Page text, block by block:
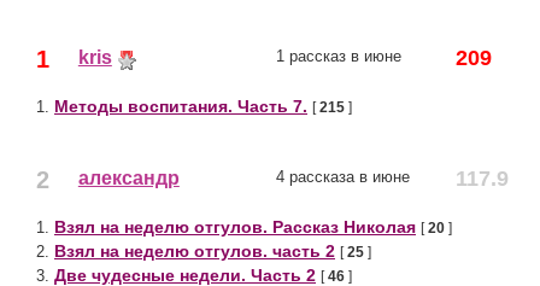
1 kris 1 рассказ в июне 209
1. Методы воспитания. Часть 7. [215 ]
2 александр 4 рассказа в июне 117.9
1. Взял на неделю отгулов. Рассказ Николая [20 ]
2. Взял на неделю отгулов. часть 2 [25 ]
3. Две чудесные недели. Часть 2 [46 ]